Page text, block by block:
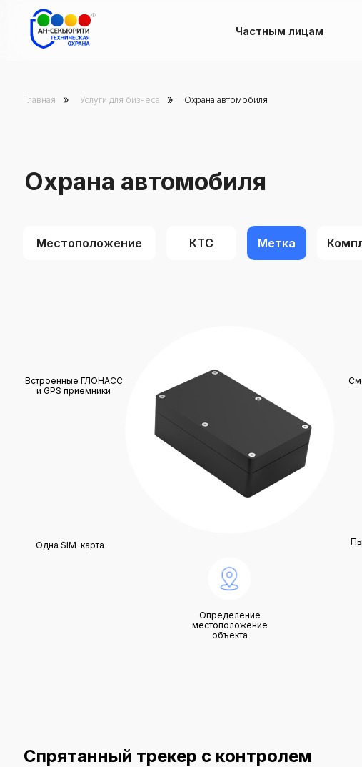
Частным лицам
Главная » Услуги для бизнеса » Охрана автомобиля
Охрана автомобиля
Метка
Спрятанный трекер с контролем
Местоположение КТС
Определение
местоположение
объекта
Одна SIM-карта
Встроенные ГЛОНАСС
и GPS приемники